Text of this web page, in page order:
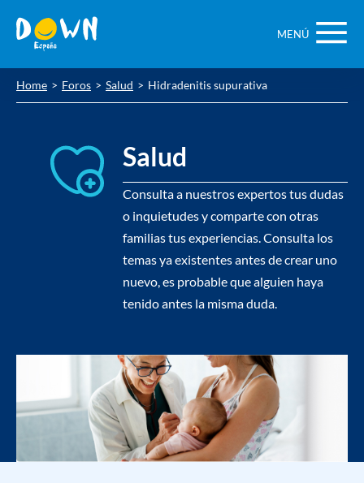
contenido
MENÚ
Home Foros Salud Hidradenitis supurativa
Salud
Consulta a nuestros expertos tus dudas
o inquietudes y comparte con otras
familias tus experiencias. Consulta los
temas ya existentes antes de crear uno
nuevo, es probable que alguien haya
tenido antes la misma duda.